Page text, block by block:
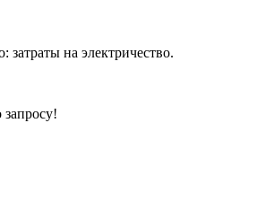
на электричество.